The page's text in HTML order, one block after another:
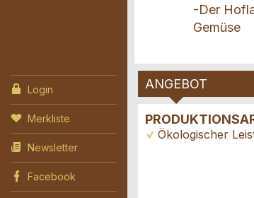
Login
Merkliste
Newsletter
Facebook
-Der
Gemüse
ANGEBOT
Ökologischer